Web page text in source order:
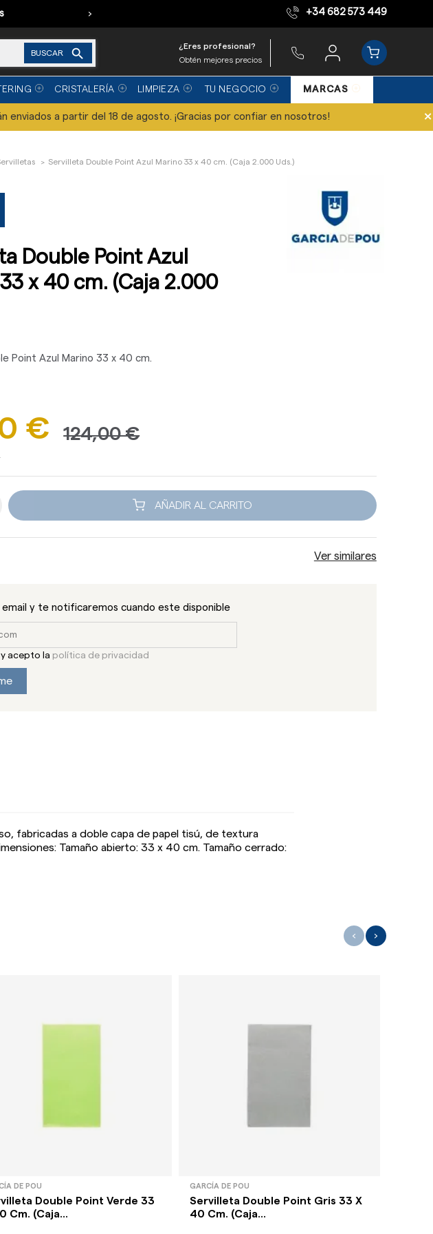
Equipo de expertos
› +34 682 573 449
BUSCAR 
¿Eres profesional?
Obtén mejores precios
CRISTALERÍA LIMPIEZA TU NEGOCIO MARCAS
enviados a partir del 18 de agosto. ¡Gracias por confiar en nosotros! ×
Servilleta Double Point Azul Marino 33 x 40 cm. (Caja 2.000 Uds.)
Double Point Azul
x 40 cm. (Caja 2.000
Point Azul Marino 33 x 40 cm.
€ 124,00 €
AÑADIR AL CARRITO
Ver similares
email y te notificaremos cuando este disponible
y acepto la política de privacidad
fabricadas a doble capa de papel tisú, de textura
Tamaño abierto: 33 x 40 cm. Tamaño cerrado:
DE POU
Double Point Verde 33
Cm. (Caja...
GARCÍA DE POU
Servilleta Double Point Gris 33 X
40 Cm. (Caja...
‹ ›